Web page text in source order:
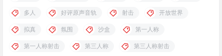
多人 好评原声音轨 射击 开放世界
拟真 氛围 沙盒 第一人称
第一人称射击 第三人称 第三人称射击